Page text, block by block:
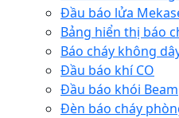
Đầu báo lửa
Bảng hiển thị báo
Báo cháy không
Đầu báo khí CO
Đầu báo khói Beam
Đèn báo cháy